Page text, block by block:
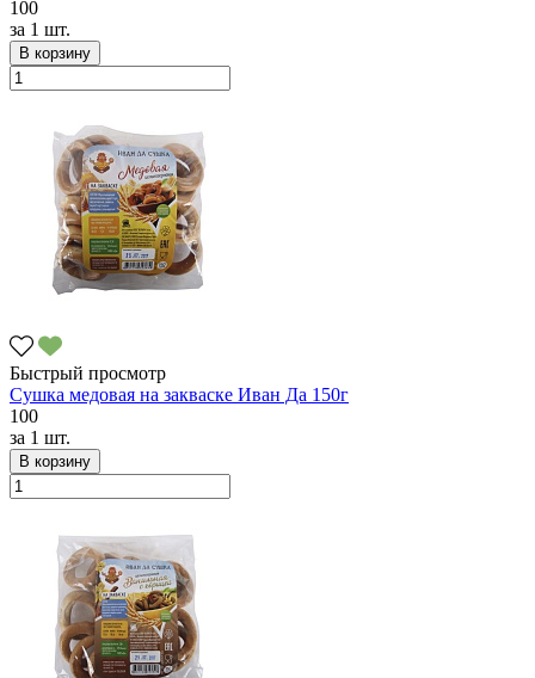
100
за 1 шт.
В корзину
Быстрый просмотр
Сушка медовая на закваске Иван Да 150г
100
за 1 шт.
В корзину